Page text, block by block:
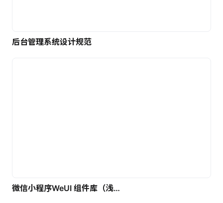
后台管理系统设计规范
微信小程序WeUI 组件库（浅色）| 免费UI设计素材